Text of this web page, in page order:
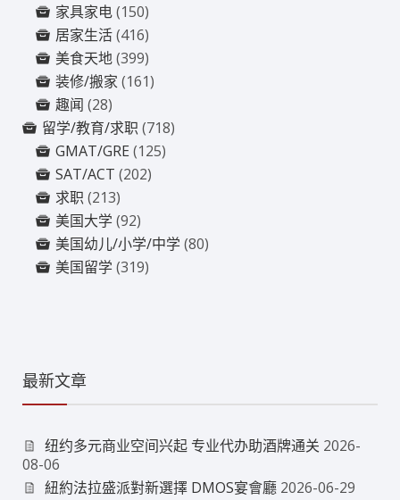
家具家电(150)
居家生活(416)
美食天地(399)
装修/搬家 (161)
趣闻 (28)
留学/教育/求职 (718)
GMAT/GRE (125)
SAT/ACT (202)
求职 (213)
美国大学(92)
美国幼儿/小学/中学(80)
美国留学(319)
最新文章
纽约多元商业空间兴起 专业代办助酒牌通关 2026-
08-06
紐約法拉盛派對新選擇 DMOS宴會廳 2026-06-29